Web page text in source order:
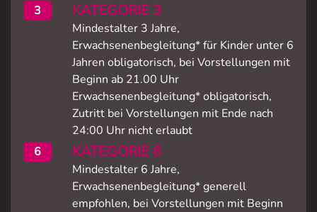
3 KATEGORIE 3
Mindestalter 3 Jahre,
Erwachsenenbegleitung* für Kinder unter 6
Jahren obligatorisch, bei Vorstellungen mit
Beginn ab 21.00 Uhr
Erwachsenenbegleitung* obligatorisch,
Zutritt bei Vorstellungen mit Ende nach
24:00 Uhr nicht erlaubt
6
KATEGORIE 6
Mindestalter 6 Jahre,
Erwachsenenbegleitung* generell
empfohlen, bei Vorstellungen mit Beginn